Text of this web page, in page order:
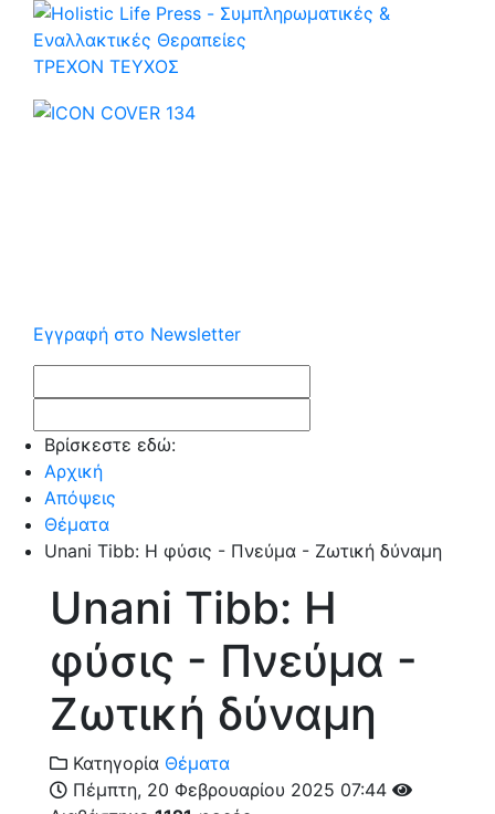
ΤΡΕΧOΝ ΤΕΥΧΟΣ
Εγγραφή στο Newsletter
Βρίσκεστε εδώ:
Αρχική
Απόψεις
Θέματα
Unani Tibb: Η φύσις - Πνεύμα - Ζωτική δύναμη
Unani Tibb: Η
φύσις - Πνεύμα -
Ζωτική δύναμη
Κατηγορία Θέματα
Πέμπτη, 20 Φεβρουαρίου 2025 07:44